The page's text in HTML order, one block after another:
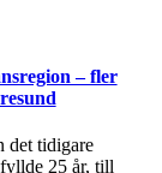
– fler
det tidigare
25 år, till